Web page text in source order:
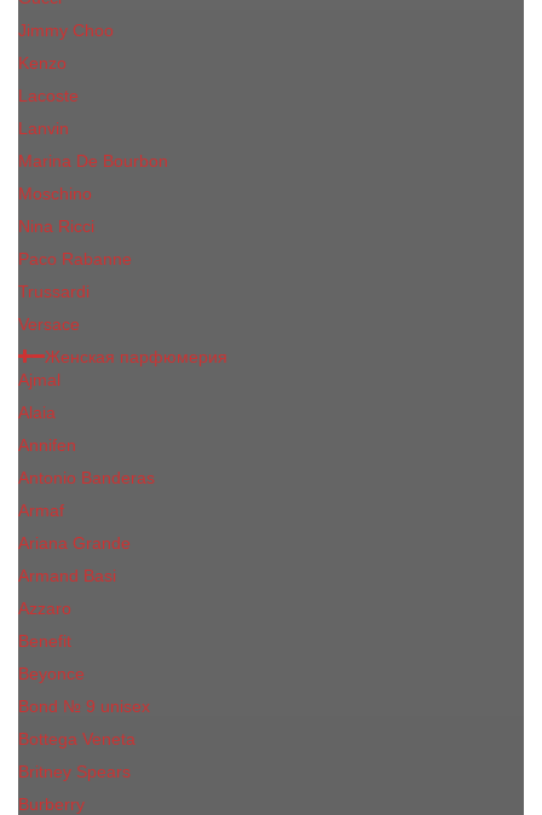
Jimmy Choo
Kenzo
Lacoste
Lanvin
Marina De Bourbon
Moschino
Nina Ricci
Paco Rabanne
Trussardi
Versace
Женская парфюмерия
Ajmal
Alaia
Annifen
Antonio Banderas
Armaf
Ariana Grande
Armand Basi
Azzaro
Benefit
Beyonce
Bond № 9 unisex
Bottega Veneta
Britney Spears
Burberry